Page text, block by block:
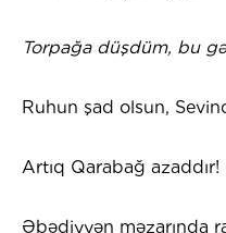
Torpağa düşdüm, bu
Ruhun şad olsun,
Artıq Qarabağ azaddır!
Əbədiyyən məzarında